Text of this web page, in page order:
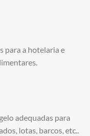
para a hotelaria e
adequadas para
lotas, barcos, etc..